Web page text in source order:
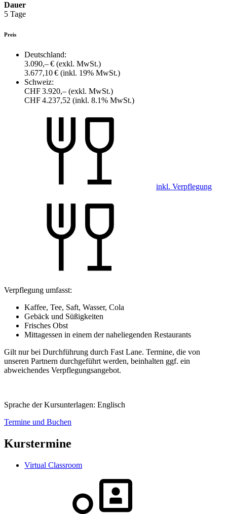
Dauer
5 Tage
Preis
Deutschland:
3.090,– € (exkl. MwSt.)
3.677,10 € (inkl. 19% MwSt.)
Schweiz:
CHF 3.920,– (exkl. MwSt.)
CHF 4.237,52 (inkl. 8.1% MwSt.)
inkl. Verpflegung
Verpflegung umfasst:
Kaffee, Tee, Saft, Wasser, Cola
Gebäck und Süßigkeiten
Frisches Obst
Mittagessen in einem der naheliegenden Restaurants
Gilt nur bei Durchführung durch Fast Lane. Termine, die von
unseren Partnern durchgeführt werden, beinhalten ggf. ein
abweichendes Verpflegungsangebot.
Sprache der Kursunterlagen: Englisch
Termine und Buchen
Kurstermine
Virtual Classroom